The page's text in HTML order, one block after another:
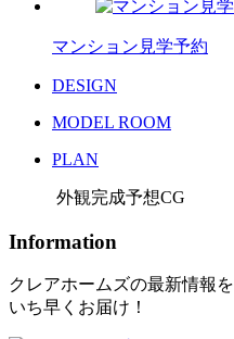
マンション見学予約
DESIGN
MODEL ROOM
PLAN
外観完成予想CG
Information
クレアホームズの最新情報を
いち早くお届け！